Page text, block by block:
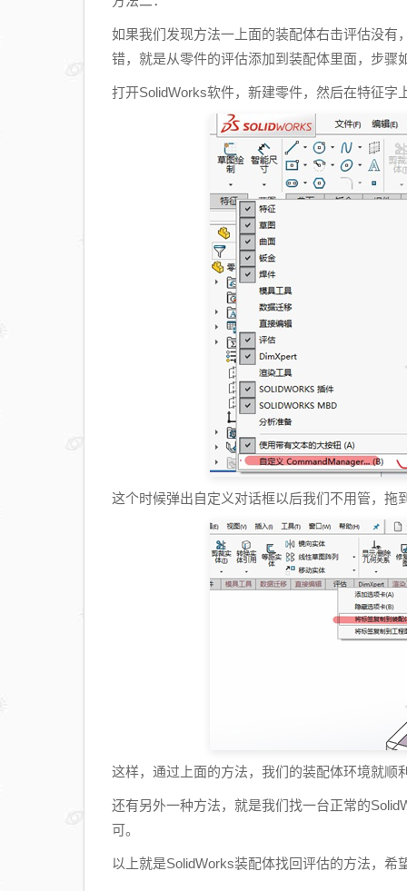
如果我们发现方法一上面的装配体右击评估没
错，就是从零件的评估添加到装配体里面，步骤
打开SolidWorks软件，新建零件，然后在特征字
这个时候弹出自定义对话框以后我们不用管，
这样，通过上面的方法，我们的装配体环境就
还有另外一种方法，就是我们找一台正常的
可。
以上就是SolidWorks装配体找回评估的方法，